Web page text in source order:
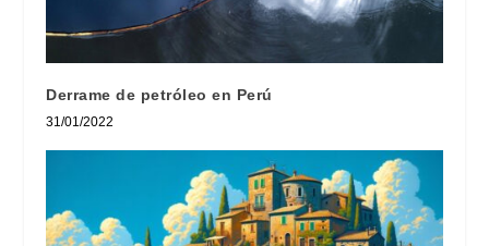
Derrame de petróleo en Perú
31/01/2022